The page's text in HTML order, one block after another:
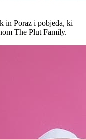
in Poraz i pobjeda, ki
The Plut Family.